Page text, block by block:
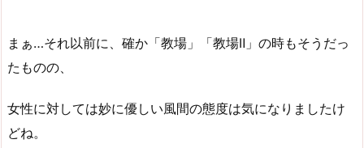
まぁ…それ以前に、確か「教場」「教場Ⅱ」の時もそうだっ
たものの、
女性に対しては妙に優しい風間の態度は気になりましたけ
どね。